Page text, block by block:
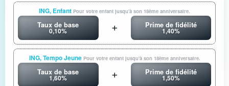
ING, Enfant Pour votre enfant jusqu'à son 18ème anniversaire.
Taux de base
0,10%
Prime de fidélité
1,40%
ING, Tempo Jeune Pour votre enfant jusqu'à son 18ème anniversaire.
Taux de base
1,60%
Prime de fidélité
1,50%